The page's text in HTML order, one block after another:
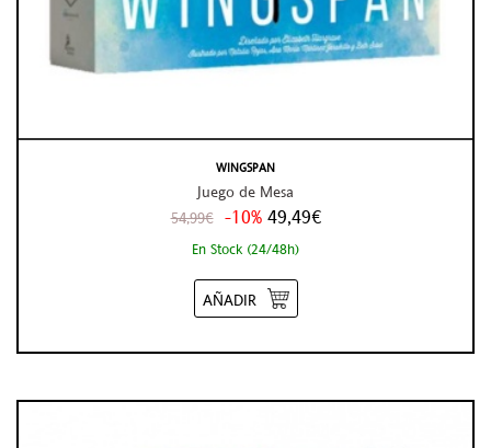
WINGSPAN
Juego de Mesa
54,99€ -10% 49,49€
En Stock (24/48h)
AÑADIR